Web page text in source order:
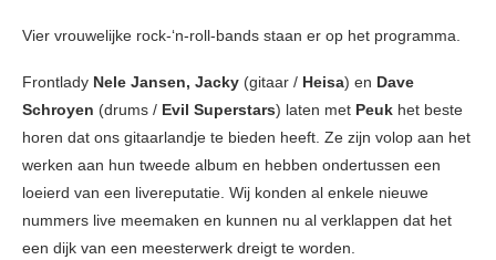
Vier vrouwelijke rock-‘n-roll-bands staan er op het programma.
Frontlady Nele Jansen, Jacky (gitaar / Heisa) en Dave
Schroyen (drums / Evil Superstars) laten met Peuk het beste
horen dat ons gitaarlandje te bieden heeft. Ze zijn volop aan het
werken aan hun tweede album en hebben ondertussen een
loeierd van een livereputatie. Wij konden al enkele nieuwe
nummers live meemaken en kunnen nu al verklappen dat het
een dijk van een meesterwerk dreigt te worden.